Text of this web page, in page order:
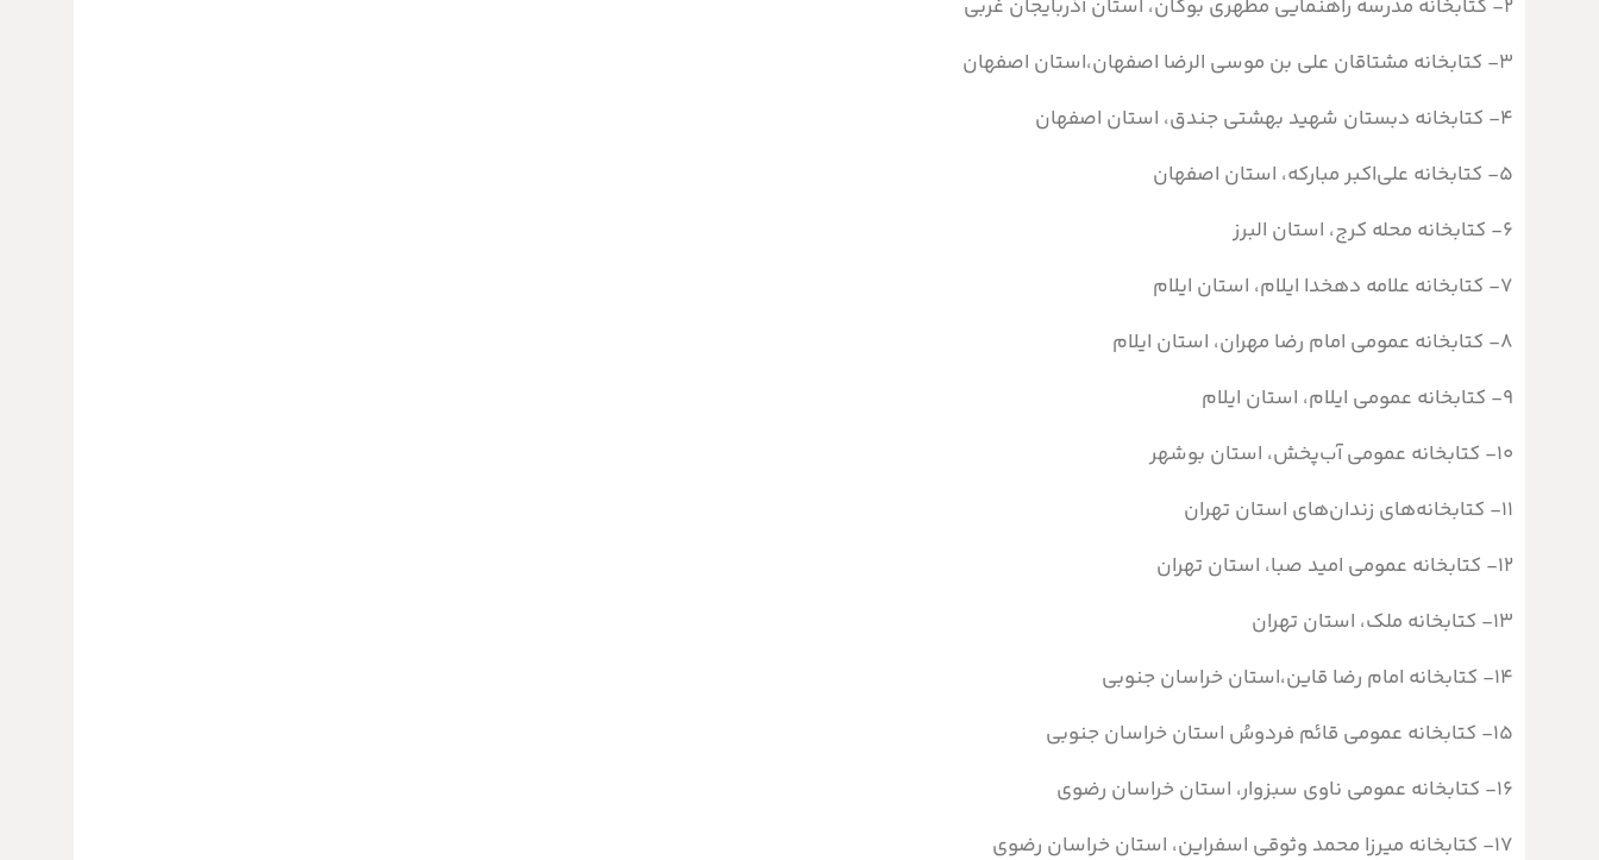
۲- کتابخانه مدرسه راهنمایی مطهری بوکان، استان آذربایجان غربی
۳- کتابخانه مشتاقان علی بن موسی الرضا اصفهان،‌استان اصفهان
۴- کتابخانه دبستان شهید بهشتی جندق، استان اصفهان
۵- کتابخانه علی‌اکبر مبارکه، استان اصفهان
۶- کتابخانه محله کرج، استان البرز
۷- کتابخانه علامه دهخدا ایلام، استان ایلام
۸- کتابخانه عمومی امام رضا مهران، استان ایلام
۹- کتابخانه عمومی ایلام، استان ایلام
۱۰- کتابخانه عمومی آب‌پخش، استان بوشهر
۱۱- کتابخانه‌های زندان‌های استان تهران
۱۲- کتابخانه عمومی امید صبا، استان تهران
۱۳- کتابخانه ملک، استان تهران
۱۴- کتابخانه امام رضا قاین،‌استان خراسان جنوبی
۱۵- كتابخانه عمومی قائم فردوسُ استان خراسان جنوبی
۱۶- کتابخانه عمومی ناوی سبزوار، استان خراسان رضوی
۱۷- کتابخانه میرزا محمد وثوقی اسفراین، استان خراسان رضوی